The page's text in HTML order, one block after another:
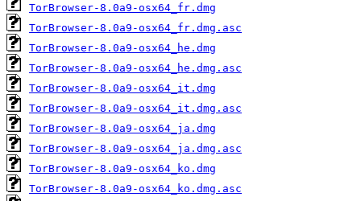
TorBrowser-8.0a9-osx64_fr.dmg
TorBrowser-8.0a9-osx64_fr.dmg.asc
TorBrowser-8.0a9-osx64_he.dmg
TorBrowser-8.0a9-osx64_he.dmg.asc
TorBrowser-8.0a9-osx64_it.dmg
TorBrowser-8.0a9-osx64_it.dmg.asc
TorBrowser-8.0a9-osx64_ja.dmg
TorBrowser-8.0a9-osx64_ja.dmg.asc
TorBrowser-8.0a9-osx64_ko.dmg
TorBrowser-8.0a9-osx64_ko.dmg.asc